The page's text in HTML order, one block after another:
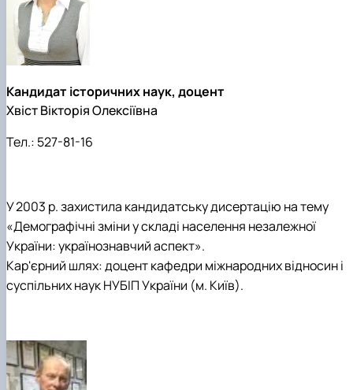
Кандидат історичних наук, доцент
Хвіст Вікторія Олексіївна
Тел.: 527-81-16
У 2003 р. захистила кандидатську дисертацію на тему
«Демографічні зміни у складі населення незалежної
України: українознавчий аспект».
Кар'єрний шлях: доцент кафедри міжнародних відносин і
суспільних наук НУБІП України (м. Київ).